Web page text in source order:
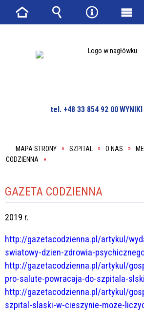
tel. +48 33 854 92 00
MAPA STRONY SZPITAL O NAS
CODZIENNA
GAZETA CODZIENNA
2019 r.
http://gazetacodzienna.pl/artykul/
swiatowy-dzien-zdrowia-
http://gazetacodzienna.pl/artykul/
pro-salute-powracaja-do-szpitala-
http://gazetacodzienna.pl/artykul/
szpital-slaski-w-cieszynie-moze-
StronaWyszukiwarka
Narzędzia